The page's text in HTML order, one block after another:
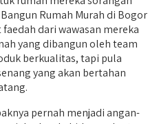
Rumah Murah di Bogor
dari wawasan mereka
yang dibangun oleh team
berkualitas, tapi pula
yang akan bertahan
pernah menjadi angan-